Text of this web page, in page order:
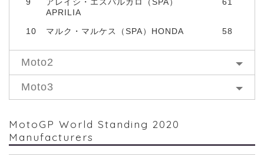
APRILIA
10 マルク・マルケス（SPA）HONDA 58
Moto2
Moto3
MotoGP World Standing 2020
Manufacturers